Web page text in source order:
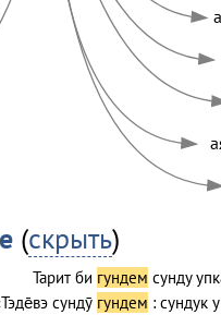
(скрыть)
Тарит би гундем сунду
сундӯ гундем : сундук